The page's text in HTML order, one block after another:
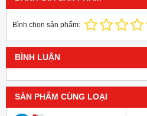
Bình chọn sản phẩm:
BÌNH LUẬN
SẢN PHẨM CÙNG LOẠI